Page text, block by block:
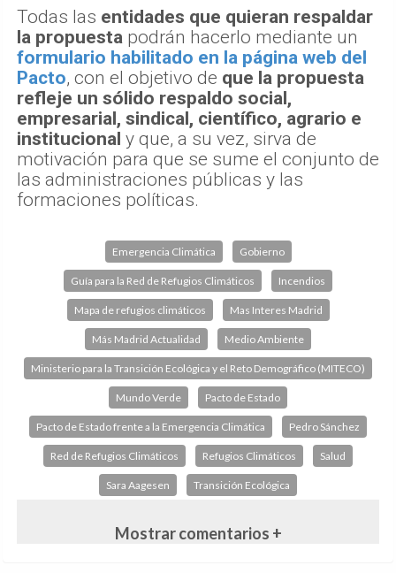
Todas las entidades que quieran respaldar
la propuesta podrán hacerlo mediante un
formulario habilitado en la página web del
Pacto, con el objetivo de que la propuesta
refleje un sólido respaldo social,
empresarial, sindical, científico, agrario e
institucional y que, a su vez, sirva de
motivación para que se sume el conjunto de
las administraciones públicas y las
formaciones políticas.
Emergencia Climática Gobierno
Guía para la Red de Refugios Climáticos Incendios
Mapa de refugios climáticos Mas Interes Madrid
Más Madrid Actualidad Medio Ambiente
Ministerio para la Transición Ecológica y el Reto Demográfico (MITECO)
Mundo Verde Pacto de Estado
Pacto de Estado frente a la Emergencia Climática Pedro Sánchez
Red de Refugios Climáticos Refugios Climáticos Salud
Sara Aagesen Transición Ecológica
Mostrar comentarios +